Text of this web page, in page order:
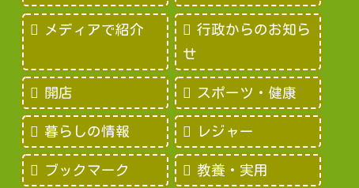
メディアで紹介
行政からのお知ら
せ
開店 スポーツ・健康
暮らしの情報 レジャー
ブックマーク 教養・実用